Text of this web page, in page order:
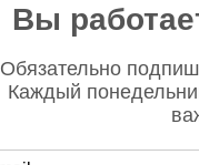
Вы
Обязательно
Каждый